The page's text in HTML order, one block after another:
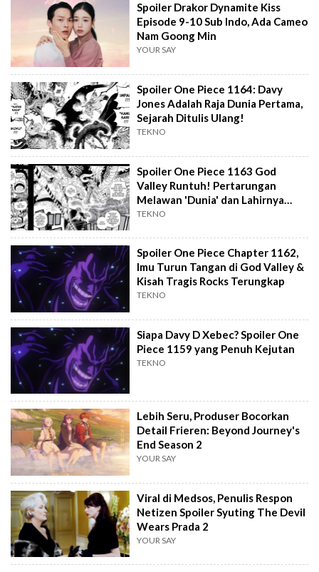
Spoiler Drakor Dynamite Kiss
Episode 9-10 Sub Indo, Ada Cameo
Nam Goong Min
YOUR SAY
Spoiler One Piece 1164: Davy
Jones Adalah Raja Dunia Pertama,
Sejarah Ditulis Ulang!
TEKNO
Spoiler One Piece 1163 God
Valley Runtuh! Pertarungan
Melawan 'Dunia' dan Lahirnya
Legenda Baru
TEKNO
Spoiler One Piece Chapter 1162,
Imu Turun Tangan di God Valley &
Kisah Tragis Rocks Terungkap
TEKNO
Siapa Davy D Xebec? Spoiler One
Piece 1159 yang Penuh Kejutan
TEKNO
Lebih Seru, Produser Bocorkan
Detail Frieren: Beyond Journey's
End Season 2
YOUR SAY
Viral di Medsos, Penulis Respon
Netizen Spoiler Syuting The Devil
Wears Prada 2
YOUR SAY